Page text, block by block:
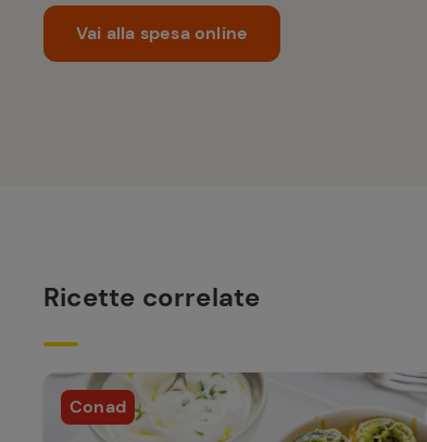
Vai alla spesa online
Ricette correlate
Conad